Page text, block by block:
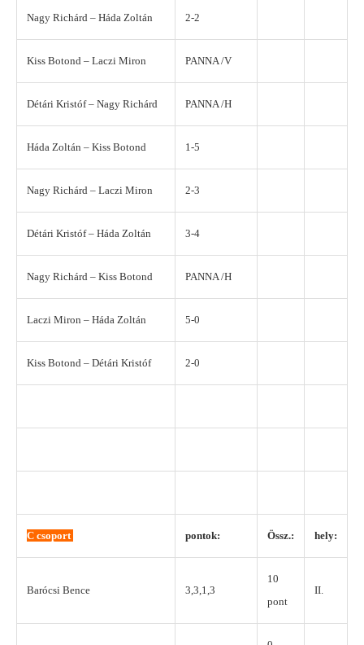
Nagy Richárd – Háda Zoltán 2-2
Kiss Botond – Laczi Miron PANNA /V
Détári Kristóf – Nagy Richárd PANNA /H
Háda Zoltán – Kiss Botond 1-5
Nagy Richárd – Laczi Miron 2-3
Détári Kristóf – Háda Zoltán 3-4
Nagy Richárd – Kiss Botond PANNA /H
Laczi Miron – Háda Zoltán 5-0
Kiss Botond – Détári Kristóf 2-0
C csoport pontok: Össz.: hely:
Barócsi Bence 3,3,1,3
10
pont
II.